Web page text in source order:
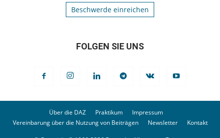
Beschwerde einreichen
FOLGEN SIE UNS
Über die DAZ Praktikum
Impressum
Vereinbarung über die Nutzung von Beiträgen
Newsletter Kontakt